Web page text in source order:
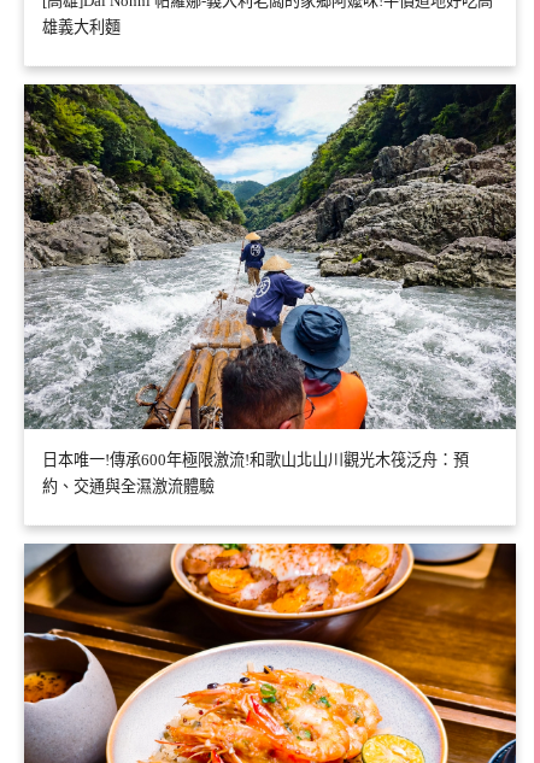
雄義大利麵
日本唯一!傳承600年極限激流!和歌山北山川觀光木筏泛舟：預
約、交通與全濕激流體驗